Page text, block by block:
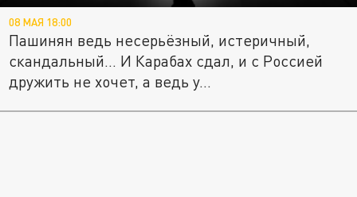
08 МАЯ 18:00
Пашинян ведь несерьёзный, истеричный,
скандальный... И Карабах сдал, и с Россией
дружить не хочет, а ведь у...